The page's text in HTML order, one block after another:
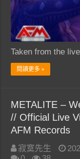
Taken from the
閱讀更多 »
METALITE –
// Official Live
AFM Records
寂寞先生